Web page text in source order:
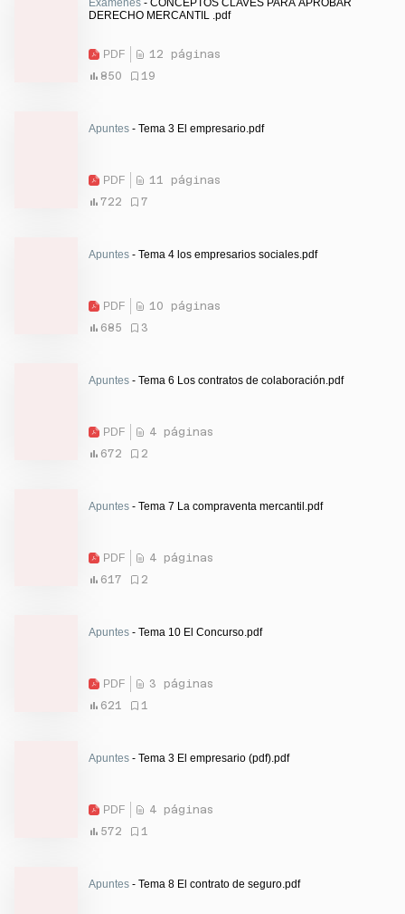
DERECHO MERCANTIL .pdf
PDF
12 páginas
850
19
Apuntes - Tema 3 El empresario.pdf
PDF
11 páginas
722
7
Apuntes - Tema 4 los empresarios sociales.pdf
PDF
10 páginas
685
3
Apuntes - Tema 6 Los contratos de colaboración.pdf
PDF
4 páginas
672
2
Apuntes - Tema 7 La compraventa mercantil.pdf
PDF
4 páginas
617
2
Apuntes - Tema 10 El Concurso.pdf
PDF
3 páginas
621
1
Apuntes - Tema 3 El empresario (pdf).pdf
PDF
4 páginas
572
1
Apuntes - Tema 8 El contrato de seguro.pdf